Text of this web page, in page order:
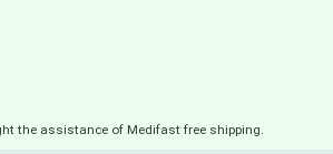
the assistance of Medifast free shipping.